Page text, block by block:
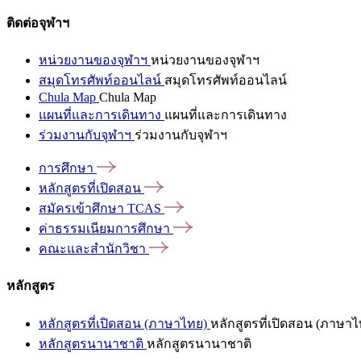
ติดต่อจุฬาฯ
หน่วยงานของจุฬาฯ หน่วยงานของจุฬาฯ
สมุดโทรศัพท์ออนไลน์ สมุดโทรศัพท์ออนไลน์
Chula Map Chula Map
แผนที่และการเดินทาง แผนที่และการเดินทาง
ร่วมงานกับจุฬาฯ ร่วมงานกับจุฬาฯ
การศึกษา
หลักสูตรที่เปิดสอน
สมัครเข้าศึกษา TCAS
ค่าธรรมเนียมการศึกษา
คณะและสำนักวิชา
หลักสูตร
หลักสูตรที่เปิดสอน (ภาษาไทย) หลักสูตรที่เปิดสอน (ภาษาไ
หลักสูตรนานาชาติ หลักสูตรนานาชาติ